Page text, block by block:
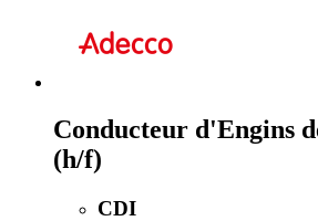
Conducteur d'Engins
(h/f)
CDI